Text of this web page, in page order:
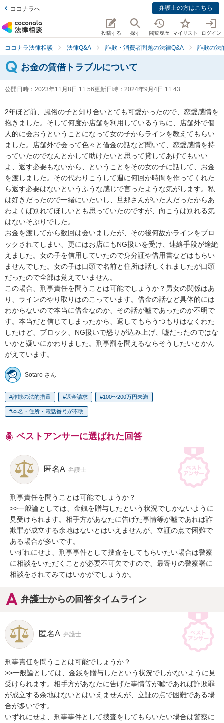
ココナラへ 弁護士の方はこちら
投稿する 探す 閲覧履歴 マイリスト ログイン
ココナラ法律相談 法律Q&A 詐欺・消費者問題の法律Q&A 詐欺の法
お金の賃借トラブルについて
公開日時： 2023年11月8日 11:56更新日時： 2024年9月4日 11:43
2年ほど前、風俗の子と知り合いとても可愛かったので、恋愛感情を
抱きました。そして何度か店舗を利用しているうちに、店舗外で個
人的に会おうということになって女の子からラインを教えてもらい
ました。店舗外で会って色々と借金の話など聞いて、恋愛感情を持
っていたのでなんとかして助けたいと思って貸してあげてもいい
よ、返す必要もないから、ということをその女の子に話して、お金
を渡しました。その代わりこうして週に何回か時間を作ってくれた
ら返す必要はないというふうな感じで言ったような気がします。私
は好きだったので一緒にいたいし、旦那さんがいた人だったからあ
わよくば別れてほしいとも思っていたのですが、向こうは別れる気
はないそぶりでした。
お金を渡してから数回は会いましたが、その後何故かラインをブロ
ックされてしまい、更にはお店にもNG扱いを受け、連絡手段が途絶
えました。女の子を信用していたので身分証や借用書などはもらい
ませんでした。女の子は口頭で名前と住所は話しくれましたが口頭
だったので全部は覚えていません。
この場合、刑事責任を問うことは可能でしょうか？男女の関係はあ
り、ラインのやり取りはのこっています。借金の話など具体的には
わからないので本当に借金なのか、その話が嘘であったのか不明で
す。本当だと信じてしまったから、返してもらうつもりはなくわた
したけど、ブロック、NG扱いで怒りが込み上げ、嘘だったのではな
いかと疑いにかわりました。刑事罰を問えるならそうしたいとかん
がえています。
Sotaro さん
詐欺の法的措置 返金請求 100〜200万円未満
本名・住所・電話番号が不明
ベストアンサーに選ばれた回答
匿名A 弁護士
刑事責任を問うことは可能でしょうか？
>>一般論としては、金銭を贈与したという状況でしかないように
見受けられます。相手方があなたに告げた事情等が嘘であれば詐
欺罪が成立する余地はないとはいえませんが、立証の点で困難で
ある場合が多いです。
いずれにせよ、刑事事件として捜査をしてもらいたい場合は警察
に相談をいただくことが必要不可欠ですので、最寄りの警察署に
相談をされてみてはいかがでしょうか。
弁護士からの回答タイムライン
匿名A 弁護士
刑事責任を問うことは可能でしょうか？
>>一般論としては、金銭を贈与したという状況でしかないように見
受けられます。相手方があなたに告げた事情等が嘘であれば詐欺罪
が成立する余地はないとはいえませんが、立証の点で困難である場
合が多いです。
いずれにせよ、刑事事件として捜査をしてもらいたい場合は警察に